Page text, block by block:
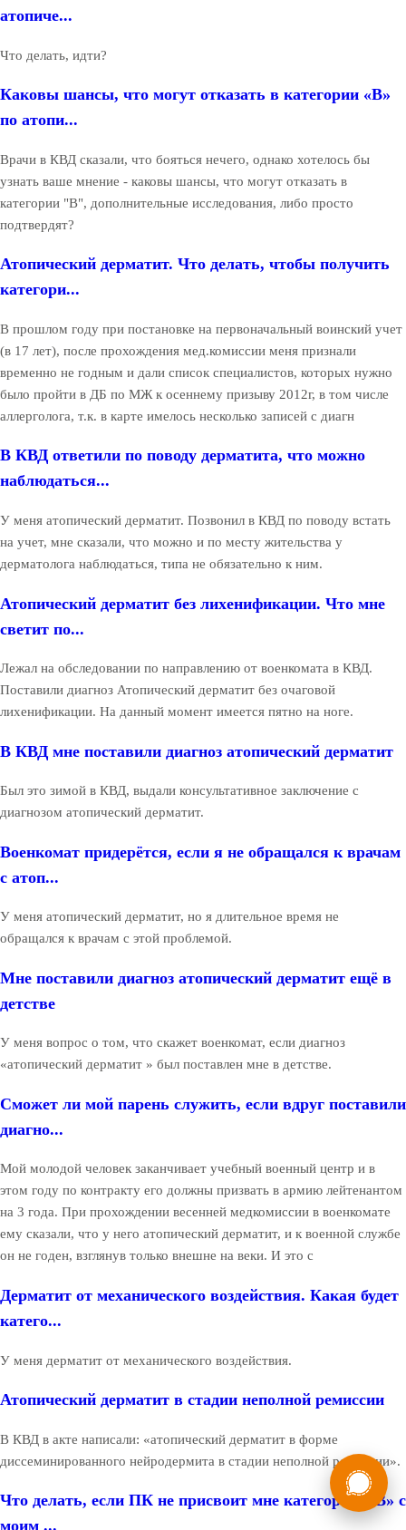
атопиче...
Что делать, идти?
Каковы шансы, что могут отказать в категории «В»
по атопи...
Врачи в КВД сказали, что бояться нечего, однако хотелось бы
узнать ваше мнение - каковы шансы, что могут отказать в
категории "В", дополнительные исследования, либо просто
подтвердят?
Атопический дерматит. Что делать, чтобы получить
категори...
В прошлом году при постановке на первоначальный воинский учет
(в 17 лет), после прохождения мед.комиссии меня признали
временно не годным и дали список специалистов, которых нужно
было пройти в ДБ по МЖ к осеннему призыву 2012г, в том числе
аллерголога, т.к. в карте имелось несколько записей с диагн
В КВД ответили по поводу дерматита, что можно
наблюдаться...
У меня атопический дерматит. Позвонил в КВД по поводу встать
на учет, мне сказали, что можно и по месту жительства у
дерматолога наблюдаться, типа не обязательно к ним.
Атопический дерматит без лихенификации. Что мне
светит по...
Лежал на обследовании по направлению от военкомата в КВД.
Поставили диагноз Атопический дерматит без очаговой
лихенификации. На данный момент имеется пятно на ноге.
В КВД мне поставили диагноз атопический дерматит
Был это зимой в КВД, выдали консультативное заключение с
диагнозом атопический дерматит.
Военкомат придерётся, если я не обращался к врачам
с атоп...
У меня атопический дерматит, но я длительное время не
обращался к врачам с этой проблемой.
Мне поставили диагноз атопический дерматит ещё в
детстве
У меня вопрос о том, что скажет военкомат, если диагноз
«атопический дерматит » был поставлен мне в детстве.
Сможет ли мой парень служить, если вдруг поставили
диагно...
Мой молодой человек заканчивает учебный военный центр и в
этом году по контракту его должны призвать в армию лейтенантом
на 3 года. При прохождении весенней медкомиссии в военкомате
ему сказали, что у него атопический дерматит, и к военной службе
он не годен, взглянув только внешне на веки. И это с
Дерматит от механического воздействия. Какая будет
катего...
У меня дерматит от механического воздействия.
Атопический дерматит в стадии неполной ремиссии
В КВД в акте написали: «атопический дерматит в форме
диссеминированного нейродермита в стадии неполной ремиссии».
Что делать, если ПК не присвоит мне категорию «В» с
моим ...
Мы в России
консультация
8 (800) 775-35-89